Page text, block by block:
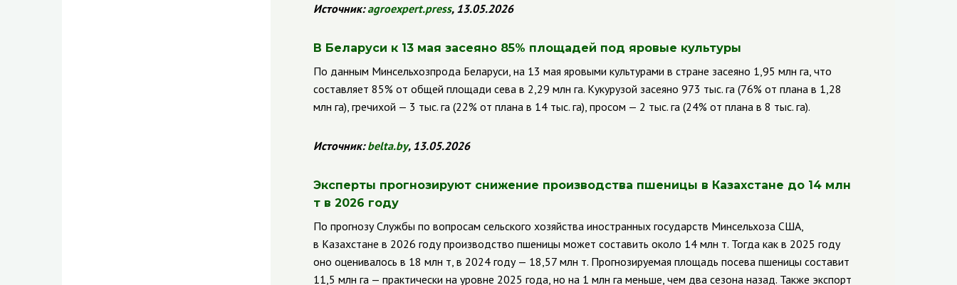
Источник:agroexpert.press, 13.05.2026
В Беларуси к 13 мая засеяно 85% площадей под яровые культуры
По данным Минсельхозпрода Беларуси, на 13 мая яровыми культурами в стране засеяно 1,95 млн га, что
составляет 85% от общей площади сева в 2,29 млн га. Кукурузой засеяно 973 тыс. га (76% от плана в 1,28
млн га), гречихой — 3 тыс. га (22% от плана в 14 тыс. га), просом — 2 тыс. га (24% от плана в 8 тыс. га).
Источник:belta.by, 13.05.2026
Эксперты прогнозируют снижение производства пшеницы в Казахстане до 14 млн
т в 2026 году
По прогнозу Службы по вопросам сельского хозяйства иностранных государств Минсельхоза США,
в Казахстане в 2026 году производство пшеницы может составить около 14 млн т. Тогда как в 2025 году
оно оценивалось в 18 млн т, в 2024 году — 18,57 млн т. Прогнозируемая площадь посева пшеницы составит
11,5 млн га — практически на уровне 2025 года, но на 1 млн га меньше, чем два сезона назад. Также экспорт